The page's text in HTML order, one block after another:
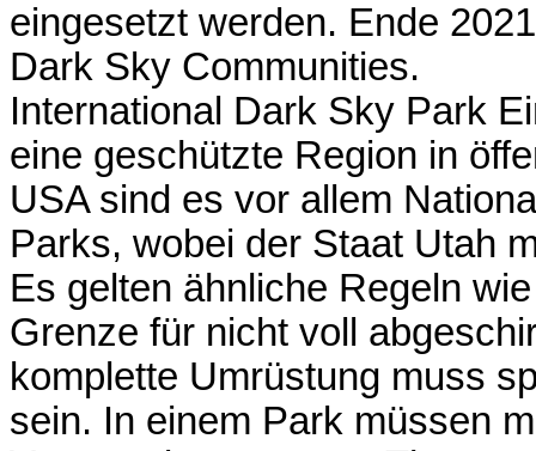
eingesetzt werden. Ende
Dark Sky Communities.
International Dark Sky Park
eine geschützte Region in
USA sind es vor allem
Parks, wobei der Staat Utah
Es gelten ähnliche Regeln
Grenze für nicht voll
komplette Umrüstung muss
sein. In einem Park müssen